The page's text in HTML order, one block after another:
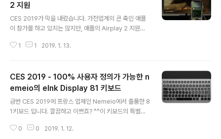
2 지원
CES 2019가 막을 내렸습니다. 가전업계의 큰 축인 애플
이 참가를 하고 있지는 않지만, 애플의 Airplay 2 지원여
전 업체인 삼성, 엘지, 소니 등등이 자사의 스마트 TV에 Ai
irplay 2 지원 목록 중 TV 부분을 발췌한 것 입니다. Airpl
ay 2 지원 여부가 사용자들의 TV 업그레이드를 자극할 만
큼 매력적인지는 모르겠지만, 최소한 2018년 이 후 생산
된 TV의 일부 기종만 그 지원 대상이라는 점은 분명해 보
입니다. 그나마 Vizio 만이 2017년 모델까지 지원한다고
발표를 했죠..헌데 최근에 Vizio 에서 동..
1 1 2019. 1. 13.
CES 2019 - 100% 사용자 정의가 가능한 n
emeio의 eInk Display 81 키보드
금번 CES 2019에 프랑스 업체인 Nemeio에서 출품한 8
1키보드 입니다. 깔끔하고 이쁘죠? ^^이 키보드의 특별한
다는 점 입니다. 따라서, 사용자는 각 키에 응용프로그램에
0 0 2019. 1. 12.